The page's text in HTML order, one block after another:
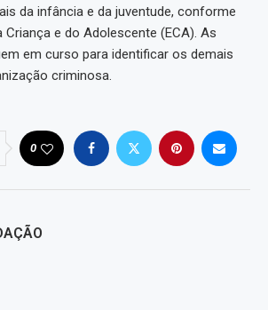
da infância e da juventude, conforme
e do Adolescente (ECA). As
em curso para identificar os demais
criminosa.
0